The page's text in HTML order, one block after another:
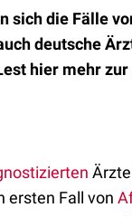
sich die Fälle
deutsche
hier mehr
ersten Fall von